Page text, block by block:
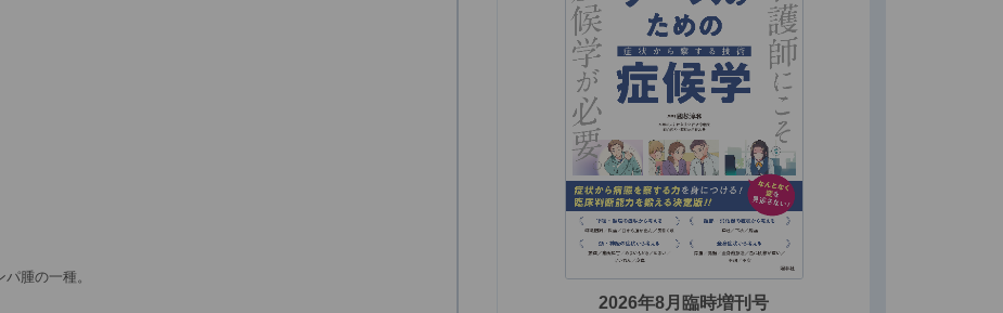
腫の一種。
2026年8月臨時増刊号